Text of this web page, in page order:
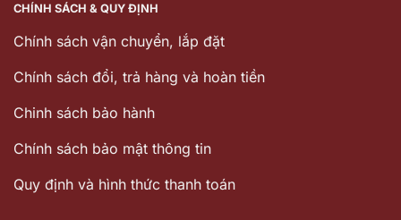
CHÍNH SÁCH & QUY ĐỊNH
Chính sách vận chuyển, lắp đặt
Chính sách đổi, trả hàng và hoàn tiền
Chinh sách bảo hành
Chính sách bảo mật thông tin
Quy định và hình thức thanh toán